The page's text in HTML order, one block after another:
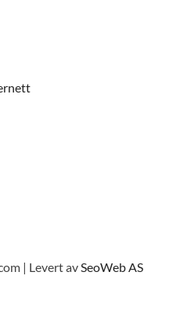
| Levert av SeoWeb AS